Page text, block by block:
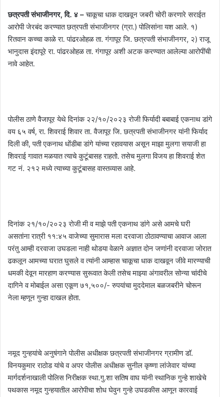
छत्रपती संभाजीनगर, दि. ४ –चाकूचा धाक दाखवून जबरी चोरी करणारे सराईत
आरोपी जेरबंद करण्यात छत्रपती संभाजीनगर (ग्रा.) पोलिसांना यश आले. १)
रितवान कच्चा काळे रा. पांढरओहळ ता. गंगापूर जि. छत्रपती संभाजीनगर, २) राजू
भानुदास इंदापूरे रा. पांढरओहळ ता. गंगापूर अशी अटक करण्यात आलेल्या आरोपींची
नावे आहेत.
पोलीस ठाणे वैजापूर येथे दिनांक २२/१०/२०२३ रोजी फिर्यादी बबाबाई एकनाथ डांगे
वय ६५ वर्ष, रा. शिवराई शिवार ता. वैजापूर जि. छत्रपती संभाजीनगर यांनी फिर्याद
दिली की, पती एकनाथ धोंडीबा डांगे यांच्या रहावयास असून माझा मुलगा सयाजी हा
शिवराई गावात मळयात त्याचे कुटूंबासह राहतो. तसेच मुलगा विजय हा शिवराई शेत
गट नं. २१२ मध्ये त्याच्या कुटूंबासह वास्तव्यास आहे.
दिनांक २१/१०/२०२३ रोजी मी व माझे पती एकनाथ डांगे असे आमचे घरी
असतांना रात्री ११:४५ वाजेच्या सुमारास मला दरवाजा ठोठावण्याचा आवाज आला
परंतु आम्ही दरवाजा उघडला नाही थोडया वेळाने अज्ञात दोन जणांनी दरवाजा जोरात
ढकलून आमच्या घरात घुसले व त्यांनी आम्हास चाकूचा धाक दाखवून जीवे मारण्याची
धमकी देवून मारहाण करण्यास सुरूवात केली तसेच माझ्या अंगावरील सोन्या चांदीचे
दागिने व मोबाईल असा एकूण ७१,५००/- रुपयांचा मुददेमाल बळजबरीने चोरून
नेला म्हणून गुन्हा दाखल होता.
नमूद गुन्हयांचे अनुषंगाने पोलीस अधीक्षक छत्रपती संभाजीनगर ग्रामीण डॉ.
विनयकुमार राठोड यांचे व अपर पोलीस अधीक्षक सुनील कृष्णा लांजेवार यांच्या
मार्गदर्शनाखाली पोलिस निरीक्षक स्था.गु.शा सतिष वाघ यांनी स्थानिक गुन्हे शाखेचे
पथकास नमूद गुन्हयातील आरोपीचा शोध घेवुन गुन्हे उघडकीस आणून कारवाई